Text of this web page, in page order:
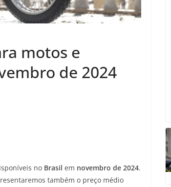
motos e
de 2024
no Brasil em novembro de 2024.
também o preço médio